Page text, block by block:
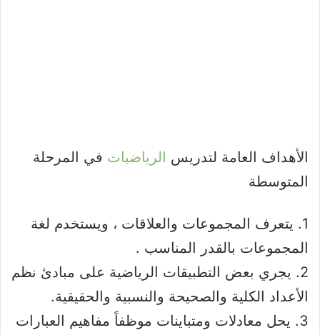
الأهداف العامة لتدريس الرياضيات في المرحلة
المتوسطة
1. يتعرف المجموعات والعلاقات ، ويستخدم لغة
المجموعات بالقدر المناسب .
2. يجري بعض التطبيقات الرياضية على مبادئ نظم
الأعداد الكلية والصحيحة والنسبية والحقيقية.
3. يحل معادلات ومتباينات موظفاً مفاهيم العبارات